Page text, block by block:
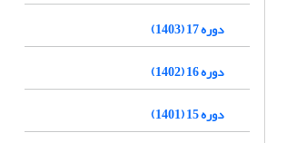
دوره 17 (1403)
دوره 16 (1402)
دوره 15 (1401)